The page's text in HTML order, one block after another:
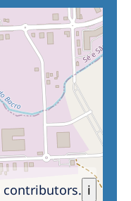
i
contributors.